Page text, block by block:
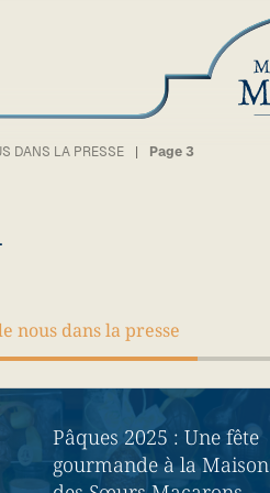
DANS LA PRESSE Page 3
nous dans la presse
Pâques 2025 : Une fête
gourmande à la Maison